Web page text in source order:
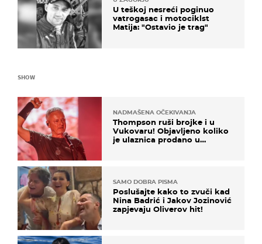
U teškoj nesreći poginuo
vatrogasac i motociklst
Matija: "Ostavio je trag"
SHOW
NADMAŠENA OČEKIVANJA
Thompson ruši brojke i u
Vukovaru! Objavljeno koliko
je ulaznica prodano u
SAMO DOBRA PISMA
Poslušajte kako to zvuči kad
Nina Badrić i Jakov Jozinović
zapjevaju Oliverov hit!